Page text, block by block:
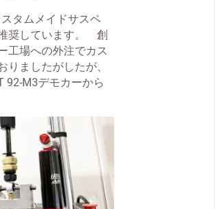
タムメイドサスペ
奨しています。 創
工場への外注でカス
りましたがしたが、
92-M3デモカーから